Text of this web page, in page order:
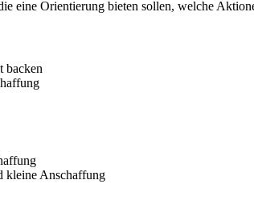
eine Orientierung bieten sollen, welche
backen
kleine Anschaffung